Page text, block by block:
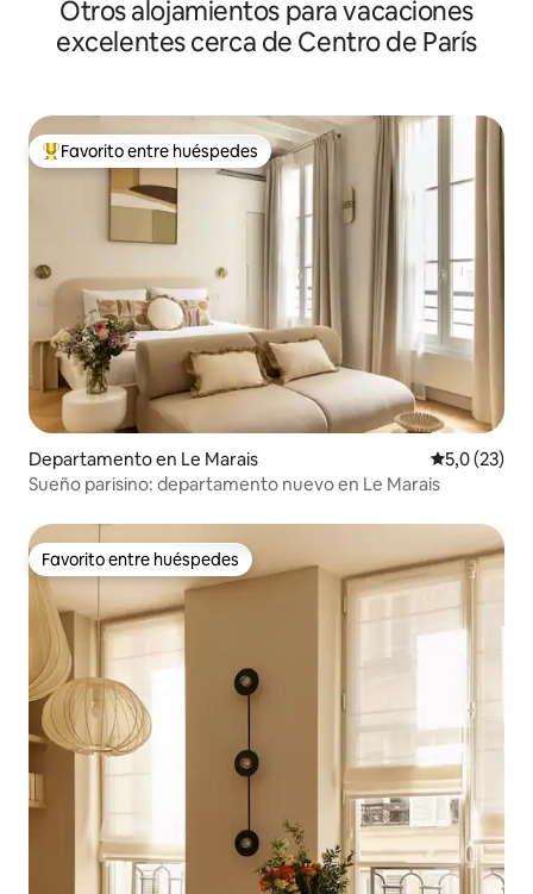
de París
Otros alojamientos para vacaciones
excelentes cerca de Centro de París
Favorito entre los huéspedes más destacados
Favorito entre huéspedes
Departamento en Le Marais Calificación
5,0 (23)
Sueño parisino: departamento nuevo en Le Marais
Favorito entre huéspedes
Favorito entre huéspedes